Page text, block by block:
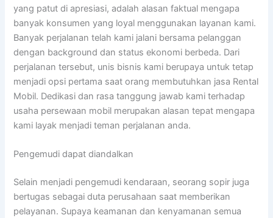
yang patut di apresiasi, adalah alasan faktual mengapa
banyak konsumen yang loyal menggunakan layanan kami.
Banyak perjalanan telah kami jalani bersama pelanggan
dengan background dan status ekonomi berbeda. Dari
perjalanan tersebut, unis bisnis kami berupaya untuk tetap
menjadi opsi pertama saat orang membutuhkan jasa Rental
Mobil. Dedikasi dan rasa tanggung jawab kami terhadap
usaha persewaan mobil merupakan alasan tepat mengapa
kami layak menjadi teman perjalanan anda.
Pengemudi dapat diandalkan
Selain menjadi pengemudi kendaraan, seorang sopir juga
bertugas sebagai duta perusahaan saat memberikan
pelayanan. Supaya keamanan dan kenyamanan semua